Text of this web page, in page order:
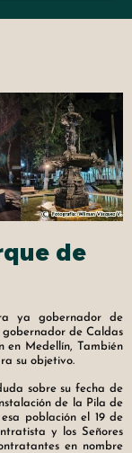
de
ya gobernador de
de Caldas
en Medellín, También
su objetivo.
sobre su fecha de
de la Pila de
población el 19 de
y los Señores
en nombre